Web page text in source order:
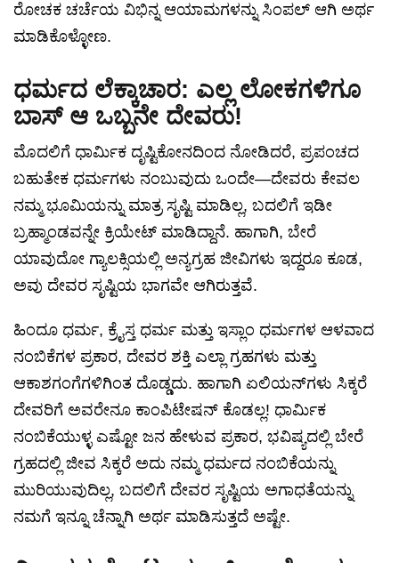
ರೋಚಕ ಚರ್ಚೆಯ ವಿಭಿನ್ನ ಆಯಾಮಗಳನ್ನು ಸಿಂಪಲ್ ಆಗಿ ಅರ್ಥ
ಮಾಡಿಕೊಳ್ಳೋಣ.
ಧರ್ಮದ ಲೆಕ್ಕಾಚಾರ: ಎಲ್ಲ ಲೋಕಗಳಿಗೂ
ಬಾಸ್ ಆ ಒಬ್ಬನೇ ದೇವರು!
ಮೊದಲಿಗೆ ಧಾರ್ಮಿಕ ದೃಷ್ಟಿಕೋನದಿಂದ ನೋಡಿದರೆ, ಪ್ರಪಂಚದ
ಬಹುತೇಕ ಧರ್ಮಗಳು ನಂಬುವುದು ಒಂದೇ—ದೇವರು ಕೇವಲ
ನಮ್ಮ ಭೂಮಿಯನ್ನು ಮಾತ್ರ ಸೃಷ್ಟಿ ಮಾಡಿಲ್ಲ, ಬದಲಿಗೆ ಇಡೀ
ಬ್ರಹ್ಮಾಂಡವನ್ನೇ ಕ್ರಿಯೇಟ್ ಮಾಡಿದ್ದಾನೆ. ಹಾಗಾಗಿ, ಬೇರೆ
ಯಾವುದೋ ಗ್ಯಾಲಕ್ಸಿಯಲ್ಲಿ ಅನ್ಯಗ್ರಹ ಜೀವಿಗಳು ಇದ್ದರೂ ಕೂಡ,
ಅವು ದೇವರ ಸೃಷ್ಟಿಯ ಭಾಗವೇ ಆಗಿರುತ್ತವೆ.
ಹಿಂದೂ ಧರ್ಮ, ಕ್ರೈಸ್ತ ಧರ್ಮ ಮತ್ತು ಇಸ್ಲಾಂ ಧರ್ಮಗಳ ಆಳವಾದ
ನಂಬಿಕೆಗಳ ಪ್ರಕಾರ, ದೇವರ ಶಕ್ತಿ ಎಲ್ಲಾ ಗ್ರಹಗಳು ಮತ್ತು
ಆಕಾಶಗಂಗೆಗಳಿಗಿಂತ ದೊಡ್ಡದು. ಹಾಗಾಗಿ ಏಲಿಯನ್‌ಗಳು ಸಿಕ್ಕರೆ
ದೇವರಿಗೆ ಅವರೇನೂ ಕಾಂಪಿಟೇಷನ್ ಕೊಡಲ್ಲ! ಧಾರ್ಮಿಕ
ನಂಬಿಕೆಯುಳ್ಳ ಎಷ್ಟೋ ಜನ ಹೇಳುವ ಪ್ರಕಾರ, ಭವಿಷ್ಯದಲ್ಲಿ ಬೇರೆ
ಗ್ರಹದಲ್ಲಿ ಜೀವ ಸಿಕ್ಕರೆ ಅದು ನಮ್ಮ ಧರ್ಮದ ನಂಬಿಕೆಯನ್ನು
ಮುರಿಯುವುದಿಲ್ಲ, ಬದಲಿಗೆ ದೇವರ ಸೃಷ್ಟಿಯ ಅಗಾಧತೆಯನ್ನು
ನಮಗೆ ಇನ್ನೂ ಚೆನ್ನಾಗಿ ಅರ್ಥ ಮಾಡಿಸುತ್ತದೆ ಅಷ್ಟೇ.